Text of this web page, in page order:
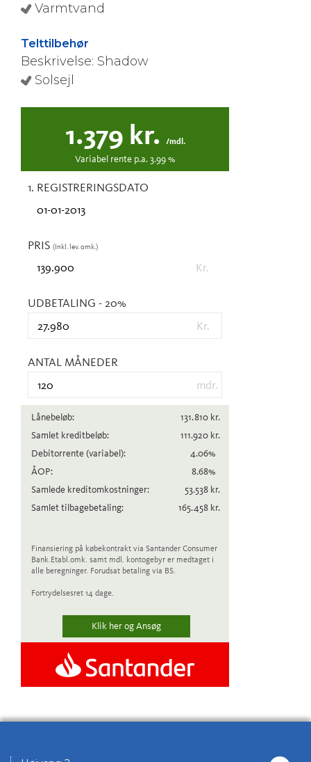
Varmtvand
Telttilbehør
Beskrivelse: Shadow
Solsejl
1.379 kr. /mdl.
Variabel rente p.a.3.99%
1. REGISTRERINGSDATO
PRIS (Inkl. lev. omk.)
Kr.
UDBETALING - 20%
Kr.
ANTAL MÅNEDER
mdr.
Lånebeløb: 131.810 kr.
Samlet kreditbeløb:
111.920 kr.
Debitorrente(variabel): 4.06%
ÅOP:
8.68%
Samlede kreditomkostninger:
53.538 kr.
Samlet tilbagebetaling:
165.458 kr.
Finansiering på købekontrakt via Santander Consumer
Bank.Etabl.omk. samt mdl. kontogebyr er medtaget i
alle beregninger. Forudsat betaling via BS.
Fortrydelsesret 14 dage.
Klik her og Ansøg